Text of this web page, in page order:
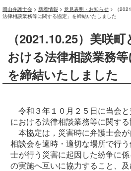
岡山弁護士会 > 新着情報 > 意見表明・お知らせ >
（
法律相談業務等に関する協定」を締結いたしました
（2021.10.25）美咲
おける法律相談業務等
を締結いたしました
令和３年１０月２５日に当会
における法律相談業務等に関する
本協定は，災害時に弁護士会
相談会を適時・適切な場所で行
士が行う災害に起因した紛争に
の実施へ互いに協力すること、